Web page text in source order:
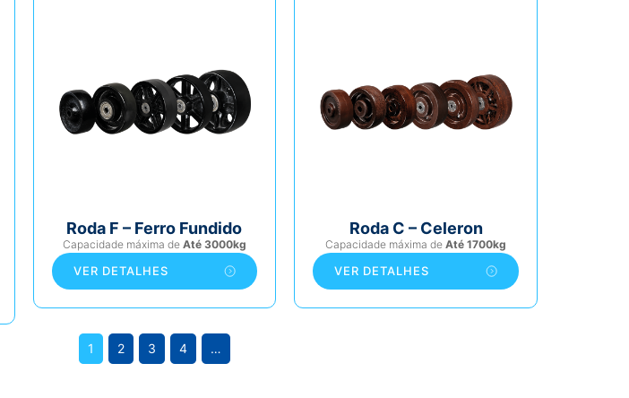
Roda F – Ferro Fundido
Capacidade máxima de Até 3000kg
VER DETALHES
Roda C – Celeron
Capacidade máxima deAté 1700kg
VER DETALHES
1 2 3 4 …